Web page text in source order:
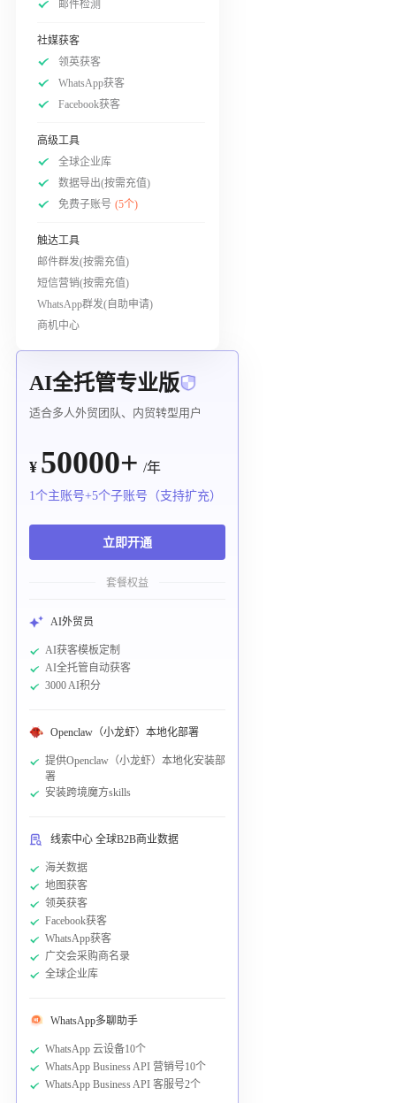
邮件检测
社媒获客
领英获客
WhatsApp获客
Facebook获客
高级工具
全球企业库
数据导出(按需充值)
免费子账号 (5个)
触达工具
邮件群发(按需充值)
短信营销(按需充值)
WhatsApp群发(自助申请)
商机中心
AI全托管专业版
适合多人外贸团队、内贸转型用户
¥ 50000+ /年
1个主账号+5个子账号（支持扩充）
立即开通
套餐权益
AI外贸员
AI获客模板定制
AI全托管自动获客
3000 AI积分
Openclaw（小龙虾）本地化部署
提供Openclaw（小龙虾）本地化安装部
署
安装跨境魔方skills
线索中心 全球B2B商业数据
海关数据
地图获客
领英获客
Facebook获客
WhatsApp获客
广交会采购商名录
全球企业库
WhatsApp多聊助手
WhatsApp 云设备10个
WhatsApp Business API 营销号10个
WhatsApp Business API 客服号2个